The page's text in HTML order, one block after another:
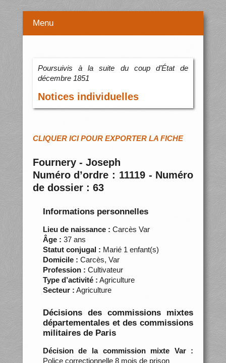
Menu
Poursuivis à la suite du coup d’État de
décembre 1851
Notices individuelles
CLIQUER ICI POUR EXPORTER LA FICHE
Fournery - Joseph
Numéro d’ordre : 11119 - Numéro
de dossier : 63
Informations personnelles
Lieu de naissance : Carcès Var
Âge : 37 ans
Statut conjugal : Marié 1 enfant(s)
Domicile : Carcès, Var
Profession : Cultivateur
Type d’activité : Agriculture
Secteur : Agriculture
Décisions des commissions mixtes
départementales et des commissions
militaires de Paris
Décision de la commission mixte Var :
Police correctionnelle 8 mois de prison